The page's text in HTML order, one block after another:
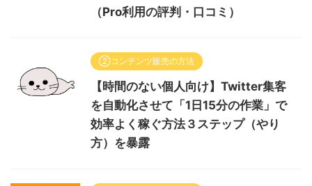
（Pro利用の評判・口コミ）
②コンテンツ販売の方法
【時間のない個人向け】Twitter集客
を自動化させて「1日15分の作業」で
効率よく稼ぐ方法３ステップ（やり
方）を暴露